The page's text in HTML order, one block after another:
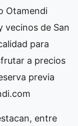
Otamendi
vecinos de San
para
a precios
previa
entre